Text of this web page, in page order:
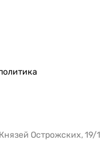
Острожских, 19/1